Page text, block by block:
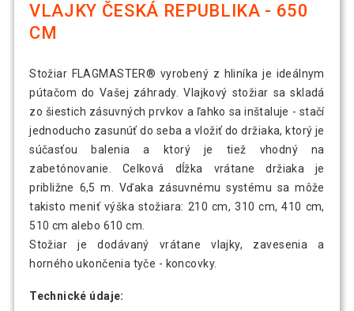
VLAJKY ČESKÁ REPUBLIKA - 650
CM
Stožiar FLAGMASTER® vyrobený z hliníka je ideálnym
pútačom do Vašej záhrady. Vlajkový stožiar sa skladá
zo šiestich zásuvných prvkov a ľahko sa inštaluje - stačí
jednoducho zasunúť do seba a vložiť do držiaka, ktorý je
súčasťou balenia a ktorý je tiež vhodný na
zabetónovanie. Celková dĺžka vrátane držiaka je
približne 6,5 m. Vďaka zásuvnému systému sa môže
takisto meniť výška stožiara: 210 cm, 310 cm, 410 cm,
510 cm alebo 610 cm.
Stožiar je dodávaný vrátane vlajky, zavesenia a
horného ukončenia tyče - koncovky.
Technické údaje: